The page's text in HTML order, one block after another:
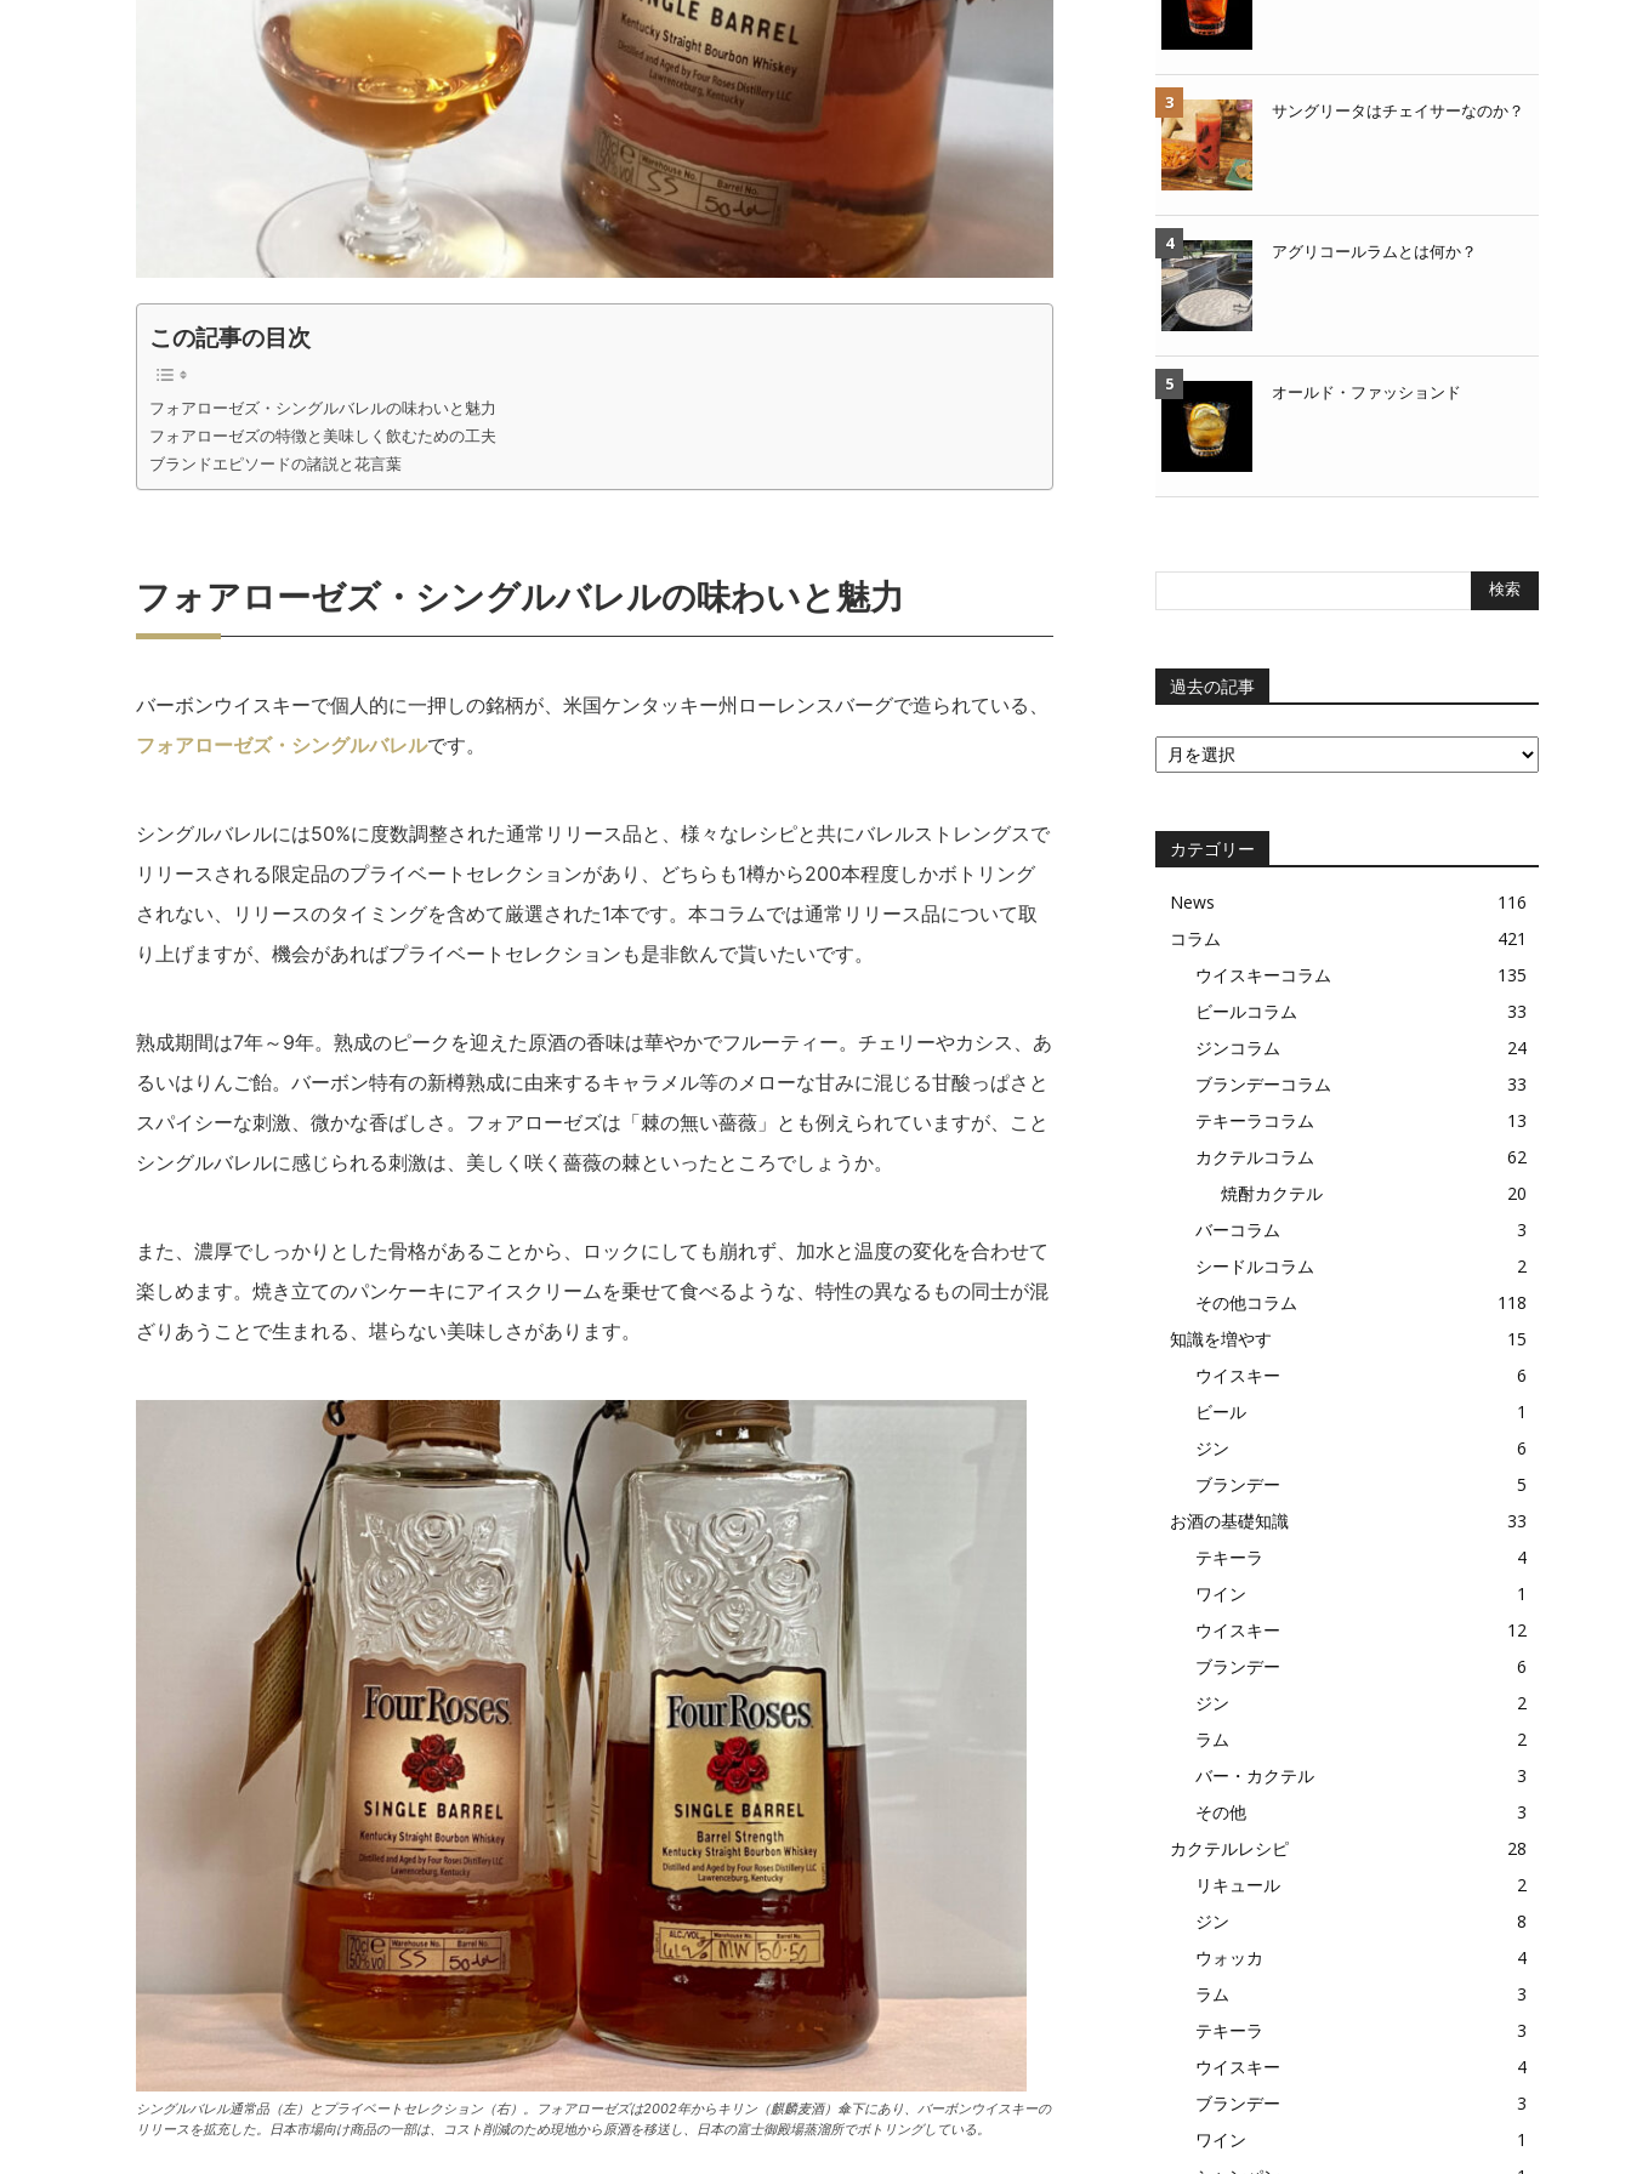
この記事の目次
フォアローゼズ・シングルバレルの味わいと魅力
フォアローゼズの特徴と美味しく飲むための工夫
ブランドエピソードの諸説と花言葉
フォアローゼズ・シングルバレルの味わいと魅力
バーボンウイスキーで個人的に一押しの銘柄が、米国ケンタッキー州ローレンスバーグで造られている、
フォアローゼズ・シングルバレルです。
シングルバレルには50%に度数調整された通常リリース品と、様々なレシピと共にバレルストレングスで
リリースされる限定品のプライベートセレクションがあり、どちらも1樽から200本程度しかボトリング
されない、リリースのタイミングを含めて厳選された1本です。本コラムでは通常リリース品について取
り上げますが、機会があればプライベートセレクションも是非飲んで貰いたいです。
熟成期間は7年～9年。熟成のピークを迎えた原酒の香味は華やかでフルーティー。チェリーやカシス、あ
るいはりんご飴。バーボン特有の新樽熟成に由来するキャラメル等のメローな甘みに混じる甘酸っぱさと
スパイシーな刺激、微かな香ばしさ。フォアローゼズは「棘の無い薔薇」とも例えられていますが、こと
シングルバレルに感じられる刺激は、美しく咲く薔薇の棘といったところでしょうか。
また、濃厚でしっかりとした骨格があることから、ロックにしても崩れず、加水と温度の変化を合わせて
楽しめます。焼き立てのパンケーキにアイスクリームを乗せて食べるような、特性の異なるもの同士が混
ざりあうことで生まれる、堪らない美味しさがあります。
シングルバレル通常品（左）とプライベートセレクション（右）。フォアローゼズは2002年からキリン（麒麟麦酒）傘下にあり、バーボンウイスキーの
リリースを拡充した。日本市場向け商品の一部は、コスト削減のため現地から原酒を移送し、日本の富士御殿場蒸溜所でボトリングしている。
サングリータはチェイサーなのか？
アグリコールラムとは何か？
オールド・ファッションド
過去の記事
過
去
事
カテゴリー
News
116
コラム
421
ウイスキーコラム
135
ビールコラム
33
ジンコラム
24
ブランデーコラム
33
テキーラコラム
13
カクテルコラム
62
焼酎カクテル
20
バーコラム
3
シードルコラム
2
その他コラム
118
知識を増やす
15
ウイスキー
6
ビール
1
ジン
6
ブランデー
5
お酒の基礎知識
33
テキーラ
4
ワイン
1
ウイスキー
12
ブランデー
6
ジン
2
ラム
2
バー・カクテル
3
その他
3
カクテルレシピ
28
リキュール
2
ジン
8
ウォッカ
4
ラム
3
テキーラ
3
ウイスキー
4
ブランデー
3
ワイン
1